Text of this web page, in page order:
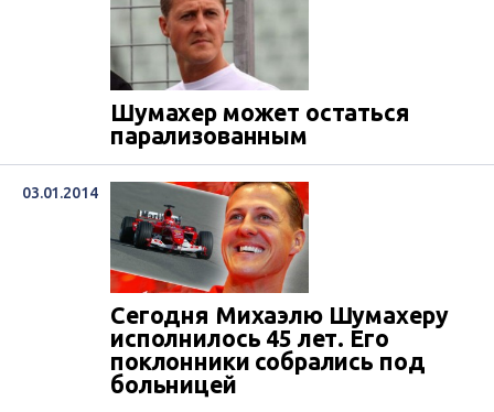
Шумахер может остаться
парализованным
03.01.2014
Сегодня Михаэлю Шумахеру
исполнилось 45 лет. Его
поклонники собрались под
больницей